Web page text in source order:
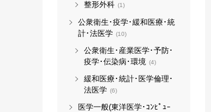
整形外科 (1)
公衆衛生･疫学･緩和医療･統
計･法医学 (10)
公衆衛生･産業医学･予防･
疫学･伝染病･環境 (4)
緩和医療･統計･医学倫理･
法医学 (6)
医学一般(東洋医学･ｺﾝﾋﾟｭｰ